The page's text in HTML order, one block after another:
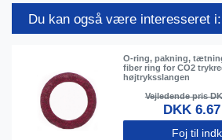
Du kan også være interesseret i:
O-ring, pakning,
fiber ring for CO2
højtryksslangen
Vejledende pris
DKK
Foj til